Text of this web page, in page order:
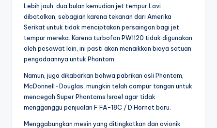
Lebih jauh, dua bulan kemudian jet tempur Lavi
dibatalkan, sebagian karena tekanan dari Amerika
Serikat untuk tidak menciptakan persaingan bagi jet
tempur mereka. Karena turbofan PW1120 tidak digunakan
oleh pesawat lain, ini pasti akan menaikkan biaya satuan
pengadaannya untuk Phantom.
Namun, juga dikabarkan bahwa pabrikan asli Phantom,
McDonnell-Douglas, mungkin telah campur tangan untuk
mencegah Super Phantoms Israel agar tidak
mengganggu penjualan F FA-18C / D Hornet baru.
Menggabungkan mesin yang ditingkatkan dan avionik